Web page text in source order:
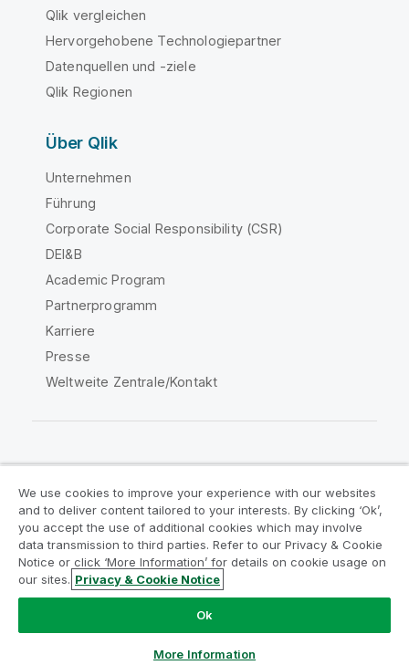
Qlik vergleichen
Hervorgehobene Technologiepartner
Datenquellen und -ziele
Qlik Regionen
Über Qlik
Unternehmen
Führung
Corporate Social Responsibility (CSR)
DEI&B
Academic Program
Partnerprogramm
Karriere
Presse
Weltweite Zentrale/Kontakt
Rechtliche Vereinbarungen
Produktbedingungen
Legal Policies
Legal Policies
Benutzungsbedingungen
Marken
Do Not Share My Info
Copyright © 1993-2026 QlikTech International AB. Alle
We use cookies to improve your experience with our websites
and to deliver content tailored to your interests. By clicking ‘Ok’,
you accept the use of additional cookies which may involve
data transmission to third parties. Refer to our Privacy & Cookie
Notice or click ‘More Information’ for details on cookie usage on
our sites. Privacy & Cookie Notice
Ok
More Information